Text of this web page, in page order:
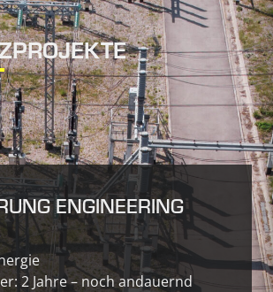
ENGINEERING
2 Jahre – noch andauernd